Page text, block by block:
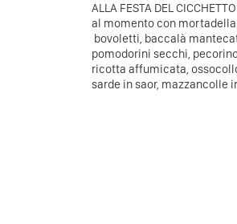
ALLA FESTA DEL
al momento con
bovoletti, baccalà
pomodorini secchi,
ricotta affumicata,
sarde in saor, mazzancolle